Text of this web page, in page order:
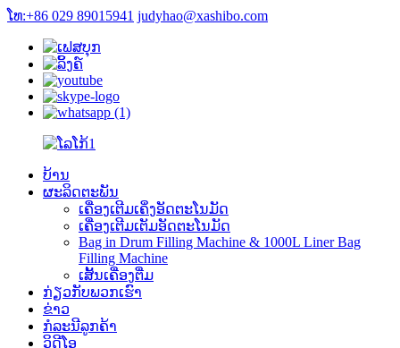
ໂທ:+86 029 89015941 judyhao@xashibo.com
ບ້ານ
ຜະລິດຕະພັນ
ເຄື່ອງເຕີມເຄິ່ງອັດຕະໂນມັດ
ເຄື່ອງເຕີມເຕັມອັດຕະໂນມັດ
Bag in Drum Filling Machine & 1000L Liner Bag
Filling Machine
ເສັ້ນເຄື່ອງຕື່ມ
ກ່ຽວກັບພວກເຮົາ
ຂ່າວ
ກໍລະນີລູກຄ້າ
ວິດີໂອ